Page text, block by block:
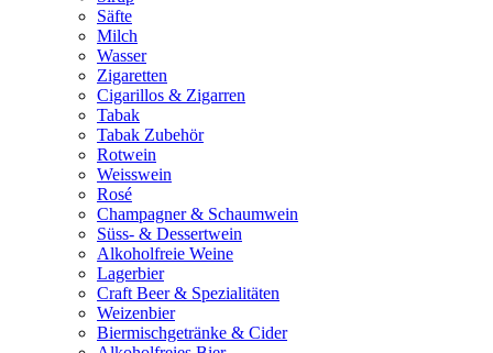
Säfte
Milch
Wasser
Zigaretten
Cigarillos & Zigarren
Tabak
Tabak Zubehör
Rotwein
Weisswein
Rosé
Champagner & Schaumwein
Süss- & Dessertwein
Alkoholfreie Weine
Lagerbier
Craft Beer & Spezialitäten
Weizenbier
Biermischgetränke & Cider